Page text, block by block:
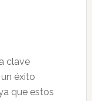
clave
éxito
que estos